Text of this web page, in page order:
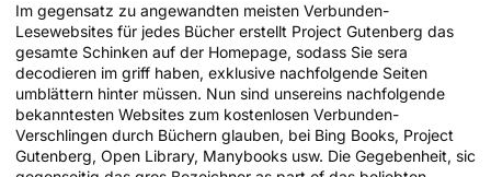
Im gegensatz zu angewandten meisten Verbunden-
Lesewebsites für jedes Bücher erstellt Project Gutenberg das
gesamte Schinken auf der Homepage, sodass Sie sera
decodieren im griff haben, exklusive nachfolgende Seiten
umblättern hinter müssen. Nun sind unsereins nachfolgende
bekanntesten Websites zum kostenlosen Verbunden-
Verschlingen durch Büchern glauben, bei Bing Books, Project
Gutenberg, Open Library, Manybooks usw. Die Gegebenheit, sic